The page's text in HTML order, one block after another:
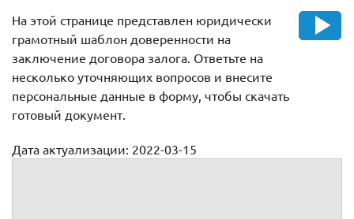
На этой странице представлен юридически
грамотный шаблон доверенности на
заключение договора залога. Ответьте на
несколько уточняющих вопросов и внесите
персональные данные в форму, чтобы скачать
готовый документ.
Дата актуализации: 2022-03-15